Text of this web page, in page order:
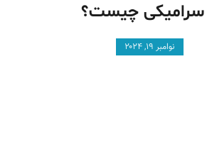
سرامیکی چیست؟
نوامبر ۱۹, ۲۰۲۴